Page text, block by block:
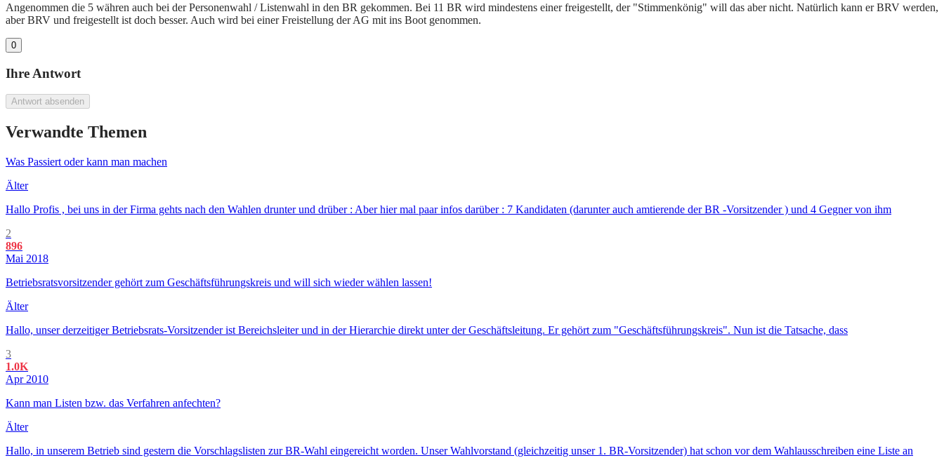
Angenommen die 5 währen auch bei der Personenwahl / Listenwahl in den BR gekommen. Bei 11 BR wird mindestens einer freigestellt, der "Stimmenkönig" will das aber nicht. Natürlich kann er BRV werden,
aber BRV und freigestellt ist doch besser. Auch wird bei einer Freistellung der AG mit ins Boot genommen.
0
Ihre Antwort
Antwort absenden
Verwandte Themen
Was Passiert oder kann man machen
Älter
Hallo Profis , bei uns in der Firma gehts nach den Wahlen drunter und drüber : Aber hier mal paar infos darüber : 7 Kandidaten (darunter auch amtierende der BR -Vorsitzender ) und 4 Gegner von ihm
2
896
Mai 2018
Betriebsratsvorsitzender gehört zum Geschäftsführungskreis und will sich wieder wählen lassen!
Älter
Hallo, unser derzeitiger Betriebsrats-Vorsitzender ist Bereichsleiter und in der Hierarchie direkt unter der Geschäftsleitung. Er gehört zum "Geschäftsführungskreis". Nun ist die Tatsache, dass
3
1.0K
Apr 2010
Kann man Listen bzw. das Verfahren anfechten?
Älter
Hallo, in unserem Betrieb sind gestern die Vorschlagslisten zur BR-Wahl eingereicht worden. Unser Wahlvorstand (gleichzeitig unser 1. BR-Vorsitzender) hat schon vor dem Wahlausschreiben eine Liste an